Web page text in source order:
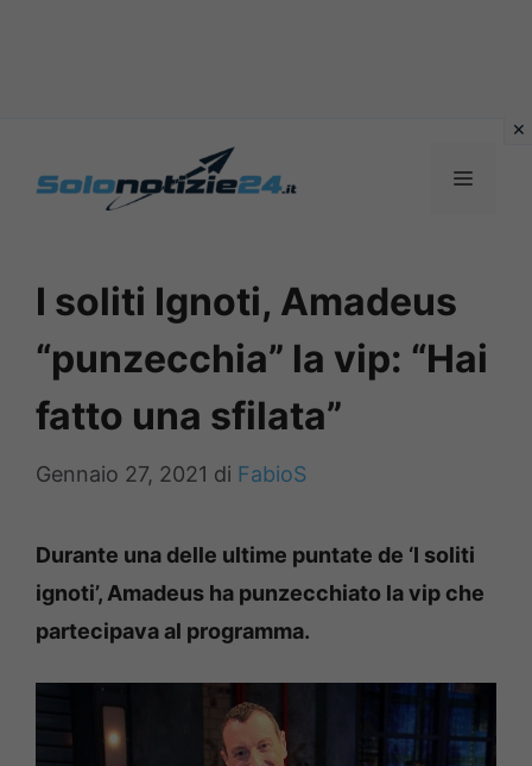
MENU
I soliti Ignoti, Amadeus
“punzecchia” la vip: “Hai
fatto una sfilata”
Gennaio 27, 2021 di FabioS
Durante una delle ultime puntate de ‘I soliti
ignoti’, Amadeus ha punzecchiato la vip che
partecipava al programma.